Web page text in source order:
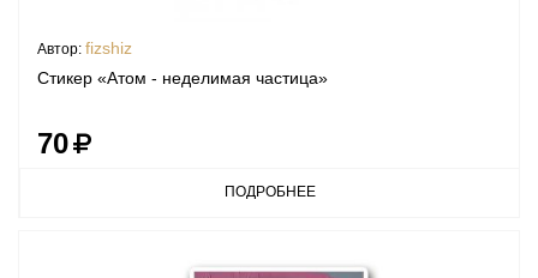
Автор: fizshiz
Стикер «Атом - неделимая частица»
70
ПОДРОБНЕЕ